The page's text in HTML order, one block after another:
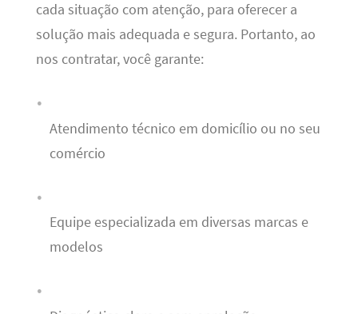
cada situação com atenção, para oferecer a
solução mais adequada e segura. Portanto, ao
nos contratar, você garante:
Atendimento técnico em domicílio ou no seu
comércio
Equipe especializada em diversas marcas e
modelos